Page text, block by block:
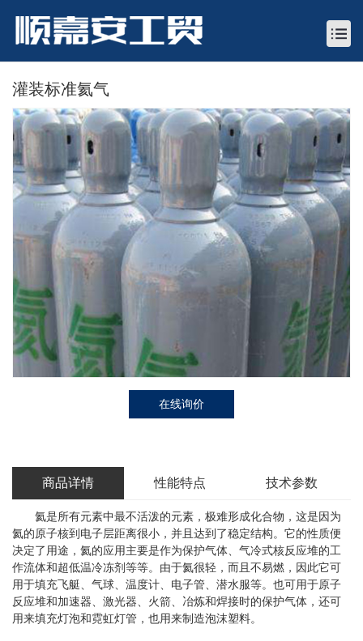
灌装标准氦气
在线询价
商品详情 性能特点 技术参数
氦是所有元素中最不活泼的元素，极难形成化合物，这是因为
氦的原子核到电子层距离很小，并且达到了稳定结构。它的性质便
决定了用途，氦的应用主要是作为保护气体、气冷式核反应堆的工
作流体和超低温冷冻剂等等。由于氦很轻，而且不易燃，因此它可
用于填充飞艇、气球、温度计、电子管、潜水服等。也可用于原子
反应堆和加速器、激光器、火箭、冶炼和焊接时的保护气体，还可
用来填充灯泡和霓虹灯管，也用来制造泡沫塑料。